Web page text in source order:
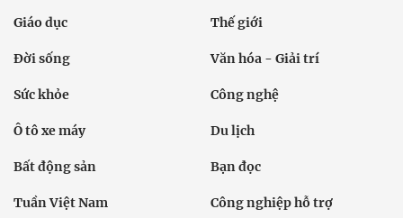
Giáo dục Thế giới
Đời sống Văn hóa - Giải trí
Sức khỏe Công nghệ
Ô tô xe máy Du lịch
Bất động sản Bạn đọc
Tuần Việt Nam Công nghiệp hỗ trợ